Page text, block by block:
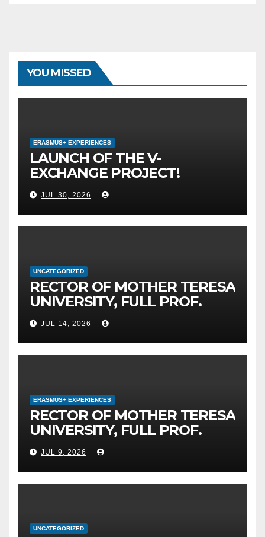
YOU MISSED
ERASMUS+ EXPERIENCES
LAUNCH OF THE V-
EXCHANGE PROJECT!
MOTHER TERESA
UNIVERSITY IN SKOPJE
LEADS THE INTERNATIONAL
INITIATIVE FOR DIGITAL
CITIZENSHIP
JUL 30, 2026
UNCATEGORIZED
RECTOR OF MOTHER TERESA
UNIVERSITY, FULL PROF.
BEKIM FETAJI, PH.D.,
HOSTED AN OFFICIAL
MEETING WITH THE
GENERAL DIRECTOR OF JSC
JUL 14, 2026
ERASMUS+ EXPERIENCES
RECTOR OF MOTHER TERESA
UNIVERSITY, FULL PROF.
BEKIM FETAJI, PH.D., HOLDS
WORKING MEETING WITH
ASSOC. PROF. ALI ERDUMAN,
PH.D., DIRECTOR AT SUBÜ,
JUL 9, 2026
UNCATEGORIZED